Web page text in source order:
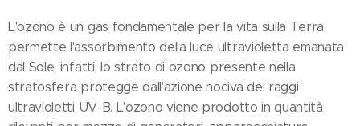
L'ozono è un gas fondamentale per la vita sulla Terra,
permette l'assorbimento della luce ultravioletta emanata
dal Sole, infatti, lo strato di ozono presente nella
stratosfera protegge dall'azione nociva dei raggi
ultravioletti UV-B. L'ozono viene prodotto in quantità